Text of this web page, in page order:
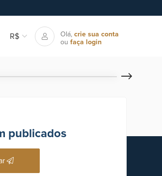
R$ Olá, crie sua conta
ou faça login
publicados